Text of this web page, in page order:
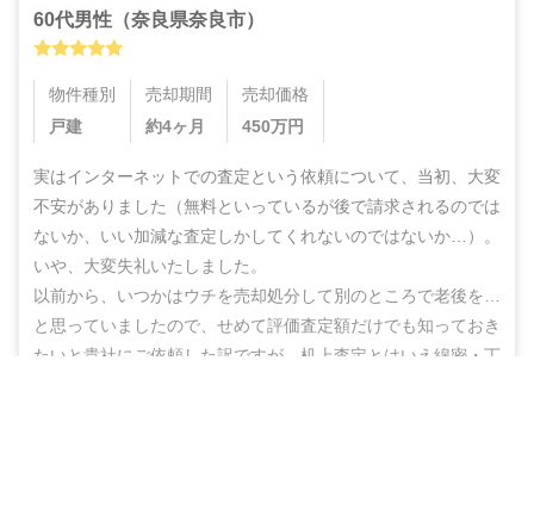
60代男性 （奈良県奈良市）
物件種別
戸建
売却期間
約4ヶ月
売却価格
450万円
実はインターネットでの査定という依頼について、当初、大変
不安がありました（無料といっているが後で請求されるのでは
ないか、いい加減な査定しかしてくれないのではないか…）。
いや、大変失礼いたしました。
以前から、いつかはウチを売却処分して別のところで老後を…
と思っていましたので、せめて評価査定額だけでも知っておき
たいと貴社にご依頼した訳ですが、机上査定とはいえ綿密・丁